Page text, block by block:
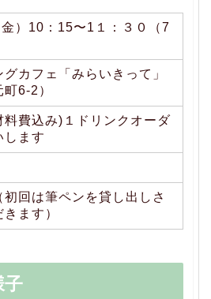
）10：15〜1１：３０（7
グカフェ「みらいきって」
町6-2）
料費込み)１ドリンクオーダ
します
初回は筆ペンを貸し出しさ
ます）
子